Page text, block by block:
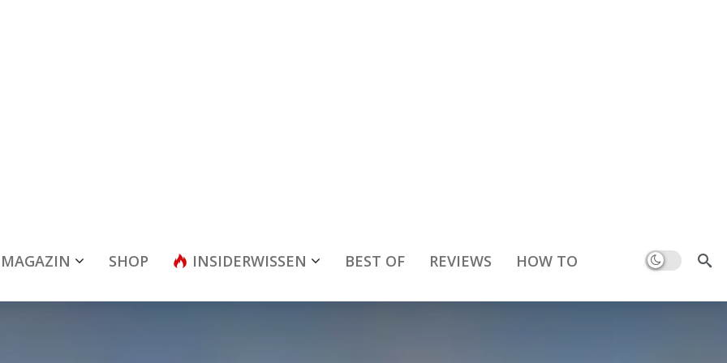
MAGAZIN SHOP INSIDERWISSEN BEST OF REVIEWS HOW TO Dark mode